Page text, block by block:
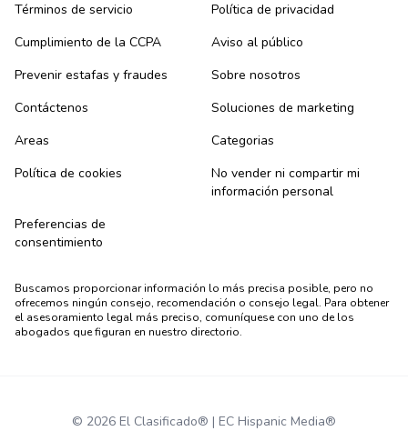
Términos de servicio
Política de privacidad
Cumplimiento de la CCPA
Aviso al público
Prevenir estafas y fraudes
Sobre nosotros
Contáctenos
Soluciones de marketing
Areas
Categorias
Política de cookies
No vender ni compartir mi
información personal
Preferencias de
consentimiento
Buscamos proporcionar información lo más precisa posible, pero no
ofrecemos ningún consejo, recomendación o consejo legal. Para obtener
el asesoramiento legal más preciso, comuníquese con uno de los
abogados que figuran en nuestro directorio.
© 2026 El Clasificado® | EC Hispanic Media®